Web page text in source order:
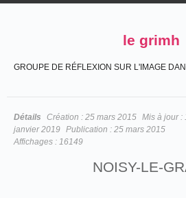
le grimh
GROUPE DE RÉFLEXION SUR L'IMAGE
Détails Création : 25 mars 2015 Mis à jour :
janvier 2019 Publication : 25 mars 2015
Affichages : 16149
NOISY-LE-